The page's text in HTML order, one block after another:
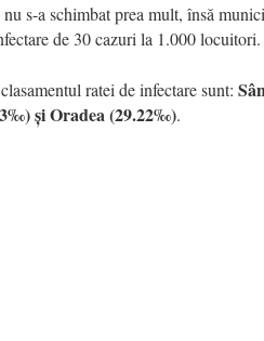
s-a schimbat prea mult, însă
de 30 cazuri la 1.000 locuitori.
ratei de infectare sunt:
și Oradea (29.22‰).